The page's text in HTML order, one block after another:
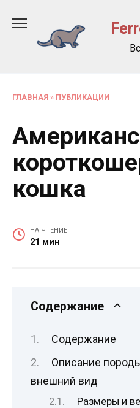
содержанию
ГЛАВНАЯ » ПУБЛИКАЦИИ
кошка
НА ЧТЕНИЕ
21 мин
Содержание
Содержание
Описание
внешний вид
Размеры и